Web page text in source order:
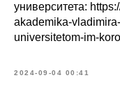
университета:
akademika-
universitetom-im-
2024-09-04 00:41